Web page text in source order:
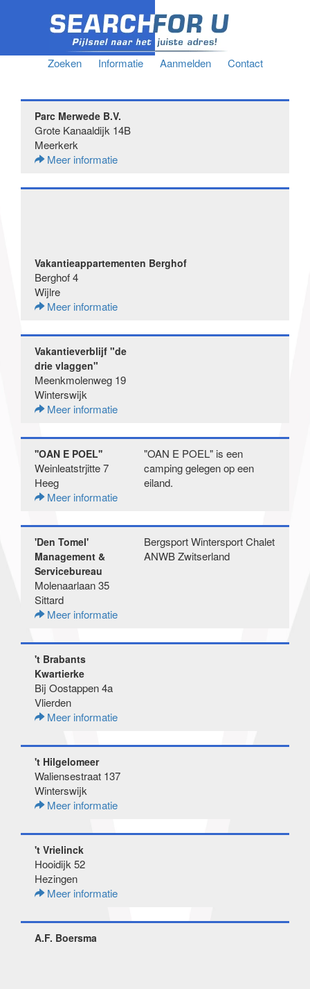
Zoeken Informatie Aanmelden Contact
Parc Merwede B.V.
Grote Kanaaldijk 14B
Meerkerk
Meer informatie
Vakantieappartementen Berghof
Berghof 4
Wijlre
Meer informatie
Vakantieverblijf "de
drie vlaggen"
Meenkmolenweg 19
Winterswijk
Meer informatie
"OAN E POEL" is een
camping gelegen op een
eiland.
''OAN E POEL''
Weinleatstrjitte 7
Heeg
Meer informatie
Bergsport Wintersport Chalet
ANWB Zwitserland
'Den Tomel'
Management &
Servicebureau
Molenaarlaan 35
Sittard
Meer informatie
't Brabants
Kwartierke
Bij Oostappen 4a
Vlierden
Meer informatie
't Hilgelomeer
Waliensestraat 137
Winterswijk
Meer informatie
't Vrielinck
Hooidijk 52
Hezingen
Meer informatie
A.F. Boersma